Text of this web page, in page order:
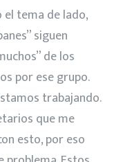
el tema de lado,
siguen
de los
por ese grupo.
trabajando.
que me
esto, por eso